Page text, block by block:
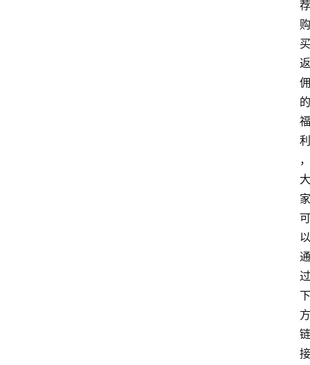
荐
购
买
返
佣
的
福
利
，
大
家
可
以
通
过
下
方
链
接